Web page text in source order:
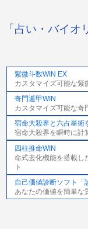
「占い・バイ
紫微斗数WIN EX
カスタマイズ可能な紫
奇門遁甲WIN
カスタマイズ可能な奇
宿命大殺界と六占星術
宿命大殺界を瞬時に計
四柱推命WIN
命式去化機能を搭載し
ト
自己価値診断ソフト「
あなたの価値を簡単な